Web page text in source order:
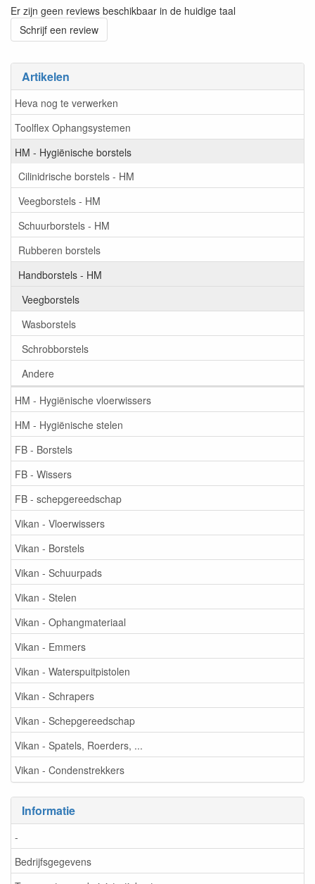
Artikelen
Heva nog te verwerken
Toolflex Ophangsystemen
HM - Hygiënische borstels
Cilinidrische borstels - HM
Veegborstels - HM
Schuurborstels - HM
Rubberen borstels
Handborstels - HM
Veegborstels
Wasborstels
Schrobborstels
Andere
HM - Hygiënische vloerwissers
HM - Hygiënische stelen
FB - Borstels
FB - Wissers
FB - schepgereedschap
Vikan - Vloerwissers
Vikan - Borstels
Vikan - Schuurpads
Vikan - Stelen
Vikan - Ophangmateriaal
Vikan - Emmers
Vikan - Waterspuitpistolen
Vikan - Schrapers
Vikan - Schepgereedschap
Vikan - Spatels, Roerders, ...
Vikan - Condenstrekkers
Informatie
-
Bedrijfsgegevens
Er zijn geen reviews beschikbaar in de huidige taal
Schrijf een review